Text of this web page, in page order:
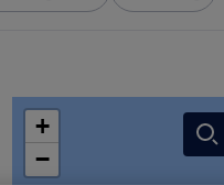
+
−